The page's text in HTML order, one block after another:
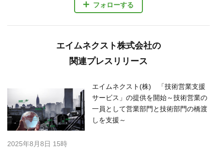
フォローする
エイムネクスト株式会社の
関連プレスリリース
エイムネクスト(株) 「技術営業支援
サービス」の提供を開始～技術営業の
一員として営業部門と技術部門の橋渡
しを支援～
2025年8月8日 15時